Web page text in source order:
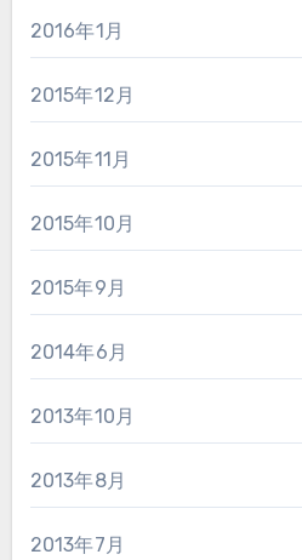
2016年1月
2015年12月
2015年11月
2015年10月
2015年9月
2014年6月
2013年10月
2013年8月
2013年7月